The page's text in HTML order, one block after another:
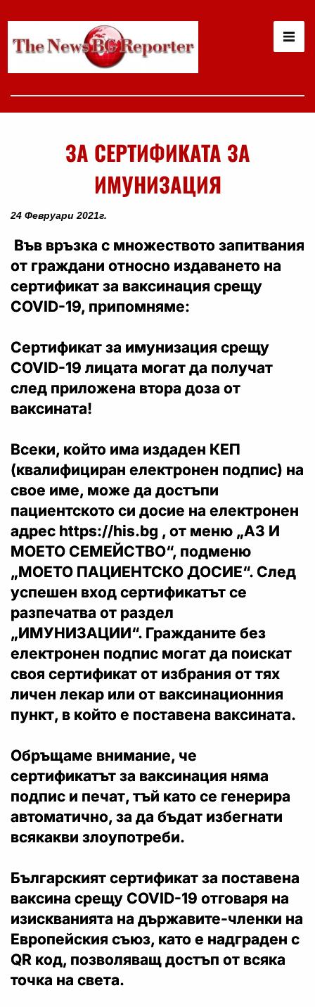
ЗА СЕРТИФИКАТА ЗА
ИМУНИЗАЦИЯ
24 Февруари 2021г.
Във връзка с множеството запитвания
от граждани относно издаването на
сертификат за ваксинация срещу
COVID-19, припомняме:
Сертификат за имунизация срещу
COVID-19 лицата могат да получат
след приложена втора доза от
ваксината!
Всеки, който има издаден КЕП
(квалифициран електронен подпис) на
свое име, може да достъпи
пациентското си досие на електронен
адрес https://his.bg , от меню „АЗ И
МОЕТО СЕМЕЙСТВО“, подменю
„МОЕТО ПАЦИЕНТСКО ДОСИЕ“. След
успешен вход сертификатът се
разпечатва от раздел
„ИМУНИЗАЦИИ“. Гражданите без
електронен подпис могат да поискат
своя сертификат от избрания от тях
личен лекар или от ваксинационния
пункт, в който е поставена ваксината.
Обръщаме внимание, че
сертификатът за ваксинация няма
подпис и печат, тъй като се генерира
автоматично, за да бъдат избегнати
всякакви злоупотреби.
Българският сертификат за поставена
ваксина срещу COVID-19 отговаря на
изискванията на държавите-членки на
Европейския съюз, като е надграден с
QR код, позволяващ достъп от всяка
точка на света.